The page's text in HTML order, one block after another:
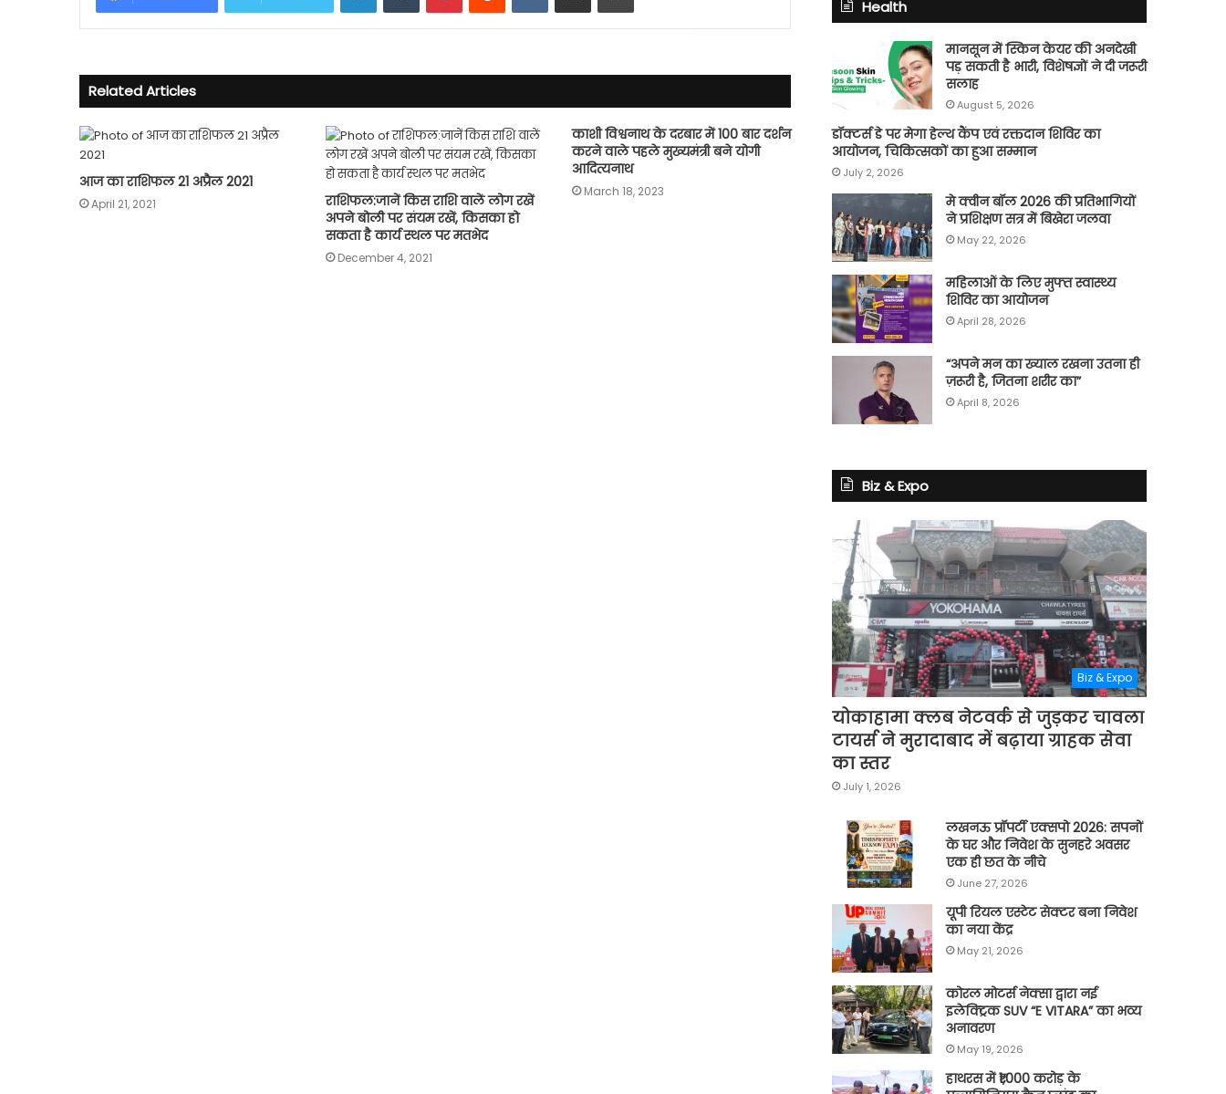
Related Articles
आज का राशिफल 21 अप्रैल 2021
April 21, 2021
राशिफल:जानें किस राशि वालें लोग रखें
अपने बोली पर संयम रखें, किसका हो
सकता है कार्य स्थल पर मतभेद
December 4, 2021
काशी विश्वनाथ के दरबार में 100 बार दर्शन
करने वाले पहले मुख्यमंत्री बने योगी
आदित्यनाथ
March 18, 2023
Health
मानसून में स्किन केयर की अनदेखी
पड़ सकती है भारी, विशेषज्ञों ने दी जरूरी
सलाह
August 5, 2026
डॉक्टर्स डे पर मेगा हेल्थ कैंप एवं रक्तदान शिविर का
आयोजन, चिकित्सकों का हुआ सम्मान
July 2, 2026
मे क्वीन बॉल 2026 की प्रतिभागियों
ने प्रशिक्षण सत्र में बिखेरा जलवा
May 22, 2026
महिलाओं के लिए मुफ्त स्वास्थ्य
शिविर का आयोजन
April 28, 2026
“अपने मन का ख्याल रखना उतना ही
ज़रूरी है, जितना शरीर का”
April 8, 2026
Biz & Expo
Biz & Expo
योकाहामा क्लब नेटवर्क से जुड़कर चावला
टायर्स ने मुरादाबाद में बढ़ाया ग्राहक सेवा
का स्तर
July 1, 2026
लखनऊ प्रॉपर्टी एक्सपो 2026: सपनों
के घर और निवेश के सुनहरे अवसर
एक ही छत के नीचे
June 27, 2026
यूपी रियल एस्टेट सेक्टर बना निवेश
का नया केंद्र
May 21, 2026
कोरल मोटर्स नेक्सा द्वारा नई
इलेक्ट्रिक SUV “E VITARA” का भव्य
अनावरण
May 19, 2026
हाथरस में ₹1,000 करोड़ के